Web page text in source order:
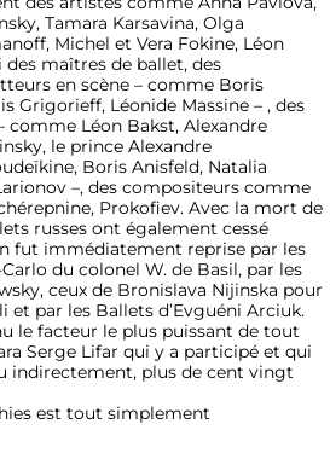
Tamara Karsavina, Olga
Michel et Vera Fokine, Léon
maîtres de ballet, des
en scène – comme Boris
Grigorieff, Léonide Massine – , des
comme Léon Bakst, Alexandre
le prince Alexandre
Boris Anisfeld, Natalia
–, des compositeurs comme
Prokofiev. Avec la mort de
russes ont également cessé
fut immédiatement reprise par les
du colonel W. de Basil, par les
ceux de Bronislava Nijinska pour
et par les Ballets d’Evguéni Arciuk.
le facteur le plus puissant de tout
Serge Lifar qui y a participé et qui
indirectement, plus de cent vingt
est tout simplement